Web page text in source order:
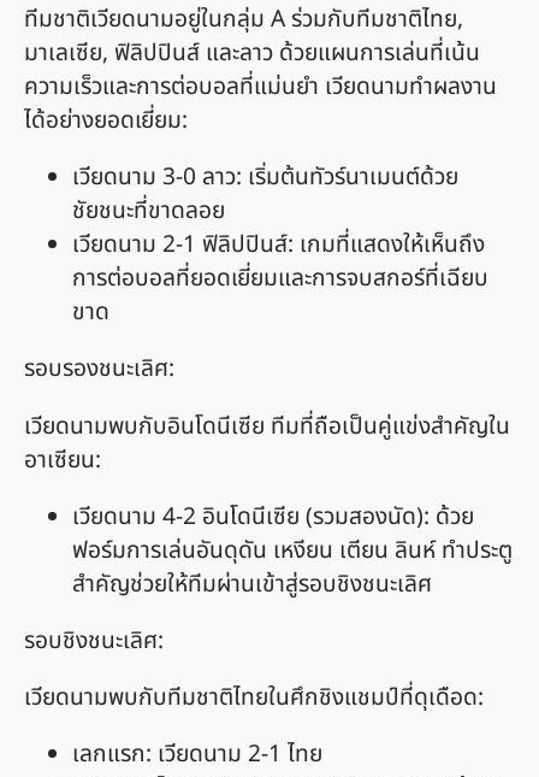
ทีมชาติเวียดนามอยู่ในกลุ่ม A ร่วมกับทีมชาติไทย,
มาเลเซีย, ฟิลิปปินส์ และลาว ด้วยแผนการเล่นที่เน้น
ความเร็วและการต่อบอลที่แม่นยำ เวียดนามทำผลงาน
ได้อย่างยอดเยี่ยม:
เวียดนาม 3-0 ลาว: เริ่มต้นทัวร์นาเมนต์ด้วย
ชัยชนะที่ขาดลอย
เวียดนาม 2-1 ฟิลิปปินส์: เกมที่แสดงให้เห็นถึง
การต่อบอลที่ยอดเยี่ยมและการจบสกอร์ที่เฉียบ
ขาด
รอบรองชนะเลิศ:
เวียดนามพบกับอินโดนีเซีย ทีมที่ถือเป็นคู่แข่งสำคัญใน
อาเซียน:
เวียดนาม 4-2 อินโดนีเซีย (รวมสองนัด): ด้วย
ฟอร์มการเล่นอันดุดัน เหงียน เตียน ลินห์ ทำประตู
สำคัญช่วยให้ทีมผ่านเข้าสู่รอบชิงชนะเลิศ
รอบชิงชนะเลิศ:
เวียดนามพบกับทีมชาติไทยในศึกชิงแชมป์ที่ดุเดือด:
เลกแรก: เวียดนาม 2-1 ไทย